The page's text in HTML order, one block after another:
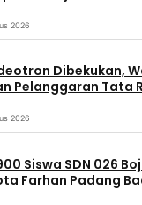
2026
Dibekukan,
Pelanggaran Tata
2026
Siswa SDN 026
Farhan Padang